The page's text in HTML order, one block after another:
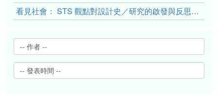
看見社會： STS 觀點對設計史／研究的啟發與反思（上）